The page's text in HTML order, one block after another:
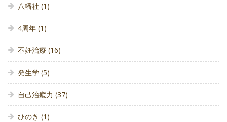
八幡社 (1)
4周年 (1)
不妊治療 (16)
発生学 (5)
自己治癒力 (37)
ひのき (1)